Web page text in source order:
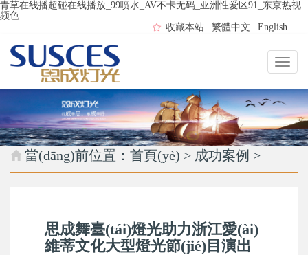
青草在线播超碰在线播放_99喷水_AV不卡无码_亚洲性爱区91_东京热视
频色
收藏本站
繁體中文 English
當(dāng)前位置： 首頁(yè) > 成功案例 >
思成舞臺(tái)燈光助力浙江愛(ài)
維蒂文化大型燈光節(jié)目演出